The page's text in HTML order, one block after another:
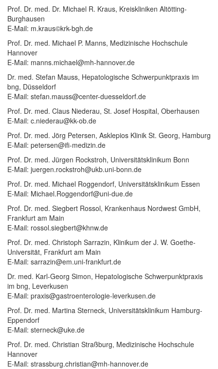
Prof. Dr. med. Dr. Michael R. Kraus, Kreiskliniken Altötting-
Burghausen
E-Mail: m.kraus©krk-bgh.de
Prof. Dr. med. Michael P. Manns, Medizinische Hochschule
Hannover
E-Mail: manns.michael@mh-hannover.de
Dr. med. Stefan Mauss, Hepatologische Schwerpunktpraxis im
bng, Düsseldorf
E-Mail: stefan.mauss@center-duesseldorf.de
Prof. Dr. med. Claus Niederau, St. Josef Hospital, Oberhausen
E-Mail: c.niederau@kk-ob.de
Prof. Dr. med. Jörg Petersen, Asklepios Klinik St. Georg, Hamburg
E-Mail: petersen@ifi-medizin.de
Prof. Dr. med. Jürgen Rockstroh, Universitätsklinikum Bonn
E-Mail: juergen.rockstroh@ukb.uni-bonn.de
Prof. Dr. med. Michael Roggendorf, Universitätsklinikum Essen
E-Mail: Michael.Roggendorf@uni-due.de
Prof. Dr. med. Siegbert Rossol, Krankenhaus Nordwest GmbH,
Frankfurt am Main
E-Mail: rossol.siegbert@khnw.de
Prof. Dr. med. Christoph Sarrazin, Klinikum der J. W. Goethe-
Universität, Frankfurt am Main
E-Mail: sarrazin@em.uni-frankfurt.de
Dr. med. Karl-Georg Simon, Hepatologische Schwerpunktpraxis
im bng, Leverkusen
E-Mail: praxis@gastroenterologie-leverkusen.de
Prof. Dr. med. Martina Sterneck, Universitätsklinikum Hamburg-
Eppendorf
E-Mail: sterneck@uke.de
Prof. Dr. med. Christian Straßburg, Medizinische Hochschule
Hannover
E-Mail: strassburg.christian@mh-hannover.de